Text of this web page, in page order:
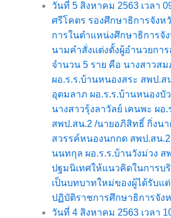
วันที่ 5 สิงหาคม 2563 เวลา
ศรีโคตร รองศึกษาธิการจังห
การในตำแหน่งศึกษาธิการจั
นามคำสั่งแต่งตั้งผู้อำนวยกา
จำนวน 5 ราย คือ นางสาวส
ผอ.ร.ร.บ้านหนองสระ สพป.ส
อุดมลาภ ผอ.ร.ร.บ้านหนองบั
นางสาวรุ้งลาวัลย์ เคนพะ ผอ
สพป.สน.2 /นายอภิสิทธิ์ กิ่งนา
สวรรค์หนองนกกด สพป.สน.2
นนทกุล ผอ.ร.ร.บ้านวังม่วง ส
ปฐมนิเทศให้แนวคิดในการบ
เป็นบทบาทใหม่ของผู้ได้รับแ
ปฏิบัติราชการศึกษาธิการจัง
วันที่ 4 สิงหาคม 2563 เวลา